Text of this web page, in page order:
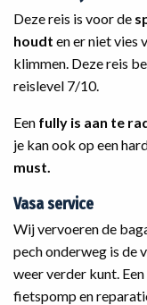
Deze reis is voor de
houdt en er niet vies
klimmen. Deze reis
reislevel 7/10.
Een fully is aan te
je kan ook op een
must.
Vasa service
Wij vervoeren de
pech onderweg is de
weer verder kunt.
fietspomp en